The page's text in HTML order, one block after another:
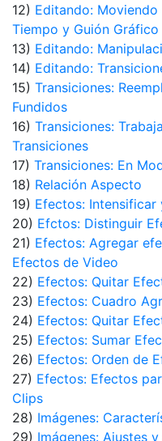
12) Editando:
Tiempo y Guión Gráfico
13) Editando:
14) Editando:
15) Transiciones:
Fundidos
16) Transiciones:
Transiciones
17) Transiciones: En
18) Relación Aspecto
19) Efectos: Intensificar
20) Efctos: Distinguir
21) Efectos: Agregar
Efectos de Video
22) Efectos: Quitar
23) Efectos: Cuadro
24) Efectos: Quitar
25) Efectos: Sumar
26) Efectos: Orden de
27) Efectos: Efectos
Clips
28) Imágenes:
29) Imágenes: Ajustes